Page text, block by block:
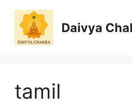
content
Daivya
tamil